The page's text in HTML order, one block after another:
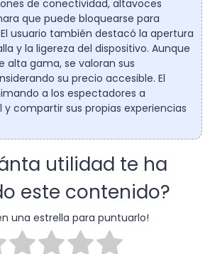
de conectividad, altavoces
que puede bloquearse para
usuario también destacó la apertura
y la ligereza del dispositivo. Aunque
alta gama, se valoran sus
su precio accesible. El
a los espectadores a
y compartir sus propias experiencias
utilidad te ha
este contenido?
una estrella para puntuarlo!